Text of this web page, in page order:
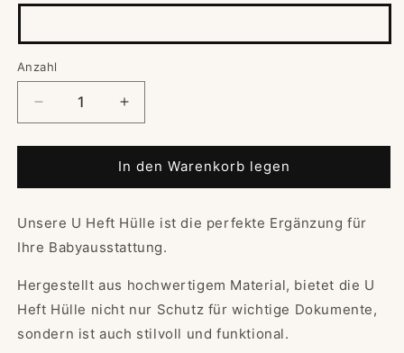
Anzahl
Verringere
die
Menge
Stilvolle
Heft
Hülle:
Schützen
Sie
wichtige
Dokumente
mit
Erhöhe
die
Menge
für
Stilvolle
Heft
Hülle:
Schützen
Sie
Dokumente
mit
In den Warenkorb legen
Unsere U Heft Hülle ist die perfekte Ergänzung für
Ihre Babyausstattung.
Hergestellt aus hochwertigem Material, bietet die U
Heft Hülle nicht nur Schutz für wichtige Dokumente,
sondern ist auch stilvoll und funktional.